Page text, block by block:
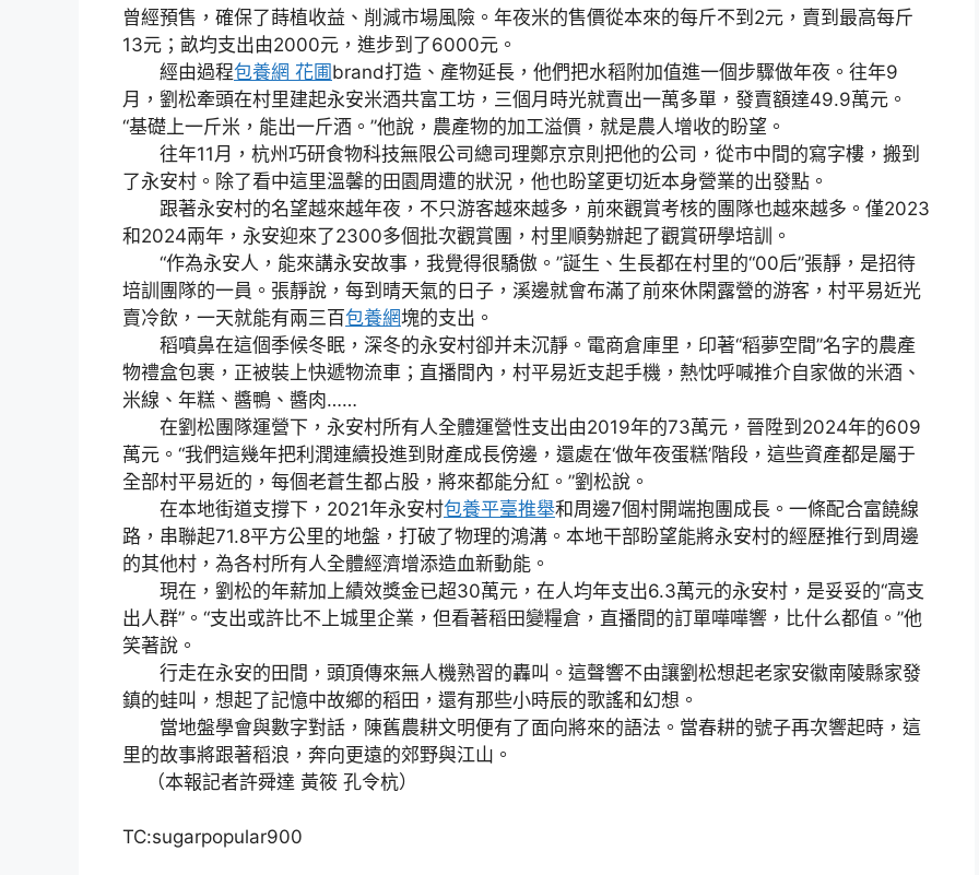
曾經預售，確保了蒔植收益、削減市場風險。年夜米的售價從本來的每斤不到2元，賣到最高每斤
13元；畝均支出由2000元，進步到了6000元。
經由過程包養網 花圃brand打造、產物延長，他們把水稻附加值進一個步驟做年夜。往年9
月，劉松牽頭在村里建起永安米酒共富工坊，三個月時光就賣出一萬多單，發賣額達49.9萬元。
“基礎上一斤米，能出一斤酒。”他說，農產物的加工溢價，就是農人增收的盼望。
往年11月，杭州巧研食物科技無限公司總司理鄭京京則把他的公司，從市中間的寫字樓，搬到
了永安村。除了看中這里溫馨的田園周遭的狀況，他也盼望更切近本身營業的出發點。
跟著永安村的名望越來越年夜，不只游客越來越多，前來觀賞考核的團隊也越來越多。僅2023
和2024兩年，永安迎來了2300多個批次觀賞團，村里順勢辦起了觀賞研學培訓。
“作為永安人，能來講永安故事，我覺得很驕傲。”誕生、生長都在村里的“00后”張靜，是招待
培訓團隊的一員。張靜說，每到晴天氣的日子，溪邊就會布滿了前來休閑露營的游客，村平易近光
賣冷飲，一天就能有兩三百包養網塊的支出。
稻噴鼻在這個季候冬眠，深冬的永安村卻并未沉靜。電商倉庫里，印著“稻夢空間”名字的農產
物禮盒包裹，正被裝上快遞物流車；直播間內，村平易近支起手機，熱忱呼喊推介自家做的米酒、
米線、年糕、醬鴨、醬肉……
在劉松團隊運營下，永安村所有人全體運營性支出由2019年的73萬元，晉陞到2024年的609
萬元。“我們這幾年把利潤連續投進到財產成長傍邊，還處在‘做年夜蛋糕’階段，這些資產都是屬于
全部村平易近的，每個老蒼生都占股，將來都能分紅。”劉松說。
在本地街道支撐下，2021年永安村包養平臺推舉和周邊7個村開端抱團成長。一條配合富饒線
路，串聯起71.8平方公里的地盤，打破了物理的鴻溝。本地干部盼望能將永安村的經歷推行到周邊
的其他村，為各村所有人全體經濟增添造血新動能。
現在，劉松的年薪加上績效獎金已超30萬元，在人均年支出6.3萬元的永安村，是妥妥的“高支
出人群”。“支出或許比不上城里企業，但看著稻田變糧倉，直播間的訂單嘩嘩響，比什么都值。”他
笑著說。
行走在永安的田間，頭頂傳來無人機熟習的轟叫。這聲響不由讓劉松想起老家安徽南陵縣家發
鎮的蛙叫，想起了記憶中故鄉的稻田，還有那些小時辰的歌謠和幻想。
當地盤學會與數字對話，陳舊農耕文明便有了面向將來的語法。當春耕的號子再次響起時，這
里的故事將跟著稻浪，奔向更遠的郊野與江山。
（本報記者許舜達 黃筱 孔令杭）
TC:sugarpopular900